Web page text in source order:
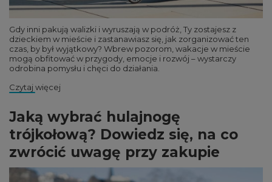
Gdy inni pakują walizki i wyruszają w podróż, Ty zostajesz z
dzieckiem w mieście i zastanawiasz się, jak zorganizować ten
czas, by był wyjątkowy? Wbrew pozorom, wakacje w mieście
mogą obfitować w przygody, emocje i rozwój – wystarczy
odrobina pomysłu i chęci do działania.
Czytaj więcej
Jaką wybrać hulajnogę
trójkołową? Dowiedz się, na co
zwrócić uwagę przy zakupie